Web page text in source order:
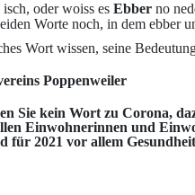
isch, oder woiss es Ebber no
Worte noch, in dem ebber
Wort wissen, seine
Poppenweiler
Sie kein Wort zu Corona,
Einwohnerinnen und
für 2021 vor allem